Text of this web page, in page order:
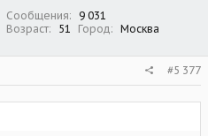
Сообщения
9 031
Возраст 51 Город
Москва
#5 377